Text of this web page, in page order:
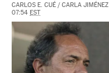
CARLOS E. CUÉ / CARLA JIMÉNEZ
07:54 EST